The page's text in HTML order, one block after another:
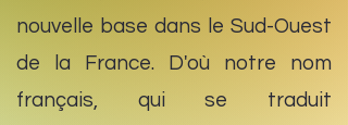
nouvelle base dans le Sud-Ouest
de la France. D'où notre nom
français, qui se traduit